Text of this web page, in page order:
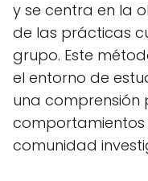
y se centra en la
de las prácticas
grupo. Este
el entorno de
una comprensión
comportamientos
comunidad